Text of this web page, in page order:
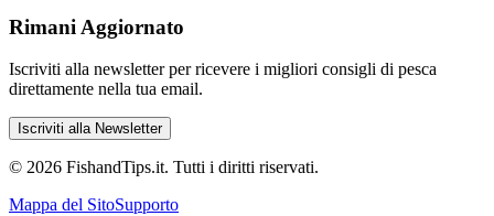
Rimani Aggiornato
Iscriviti alla newsletter per ricevere i migliori consigli di pesca
direttamente nella tua email.
Iscriviti alla Newsletter
© 2026 FishandTips.it. Tutti i diritti riservati.
Mappa del SitoSupporto